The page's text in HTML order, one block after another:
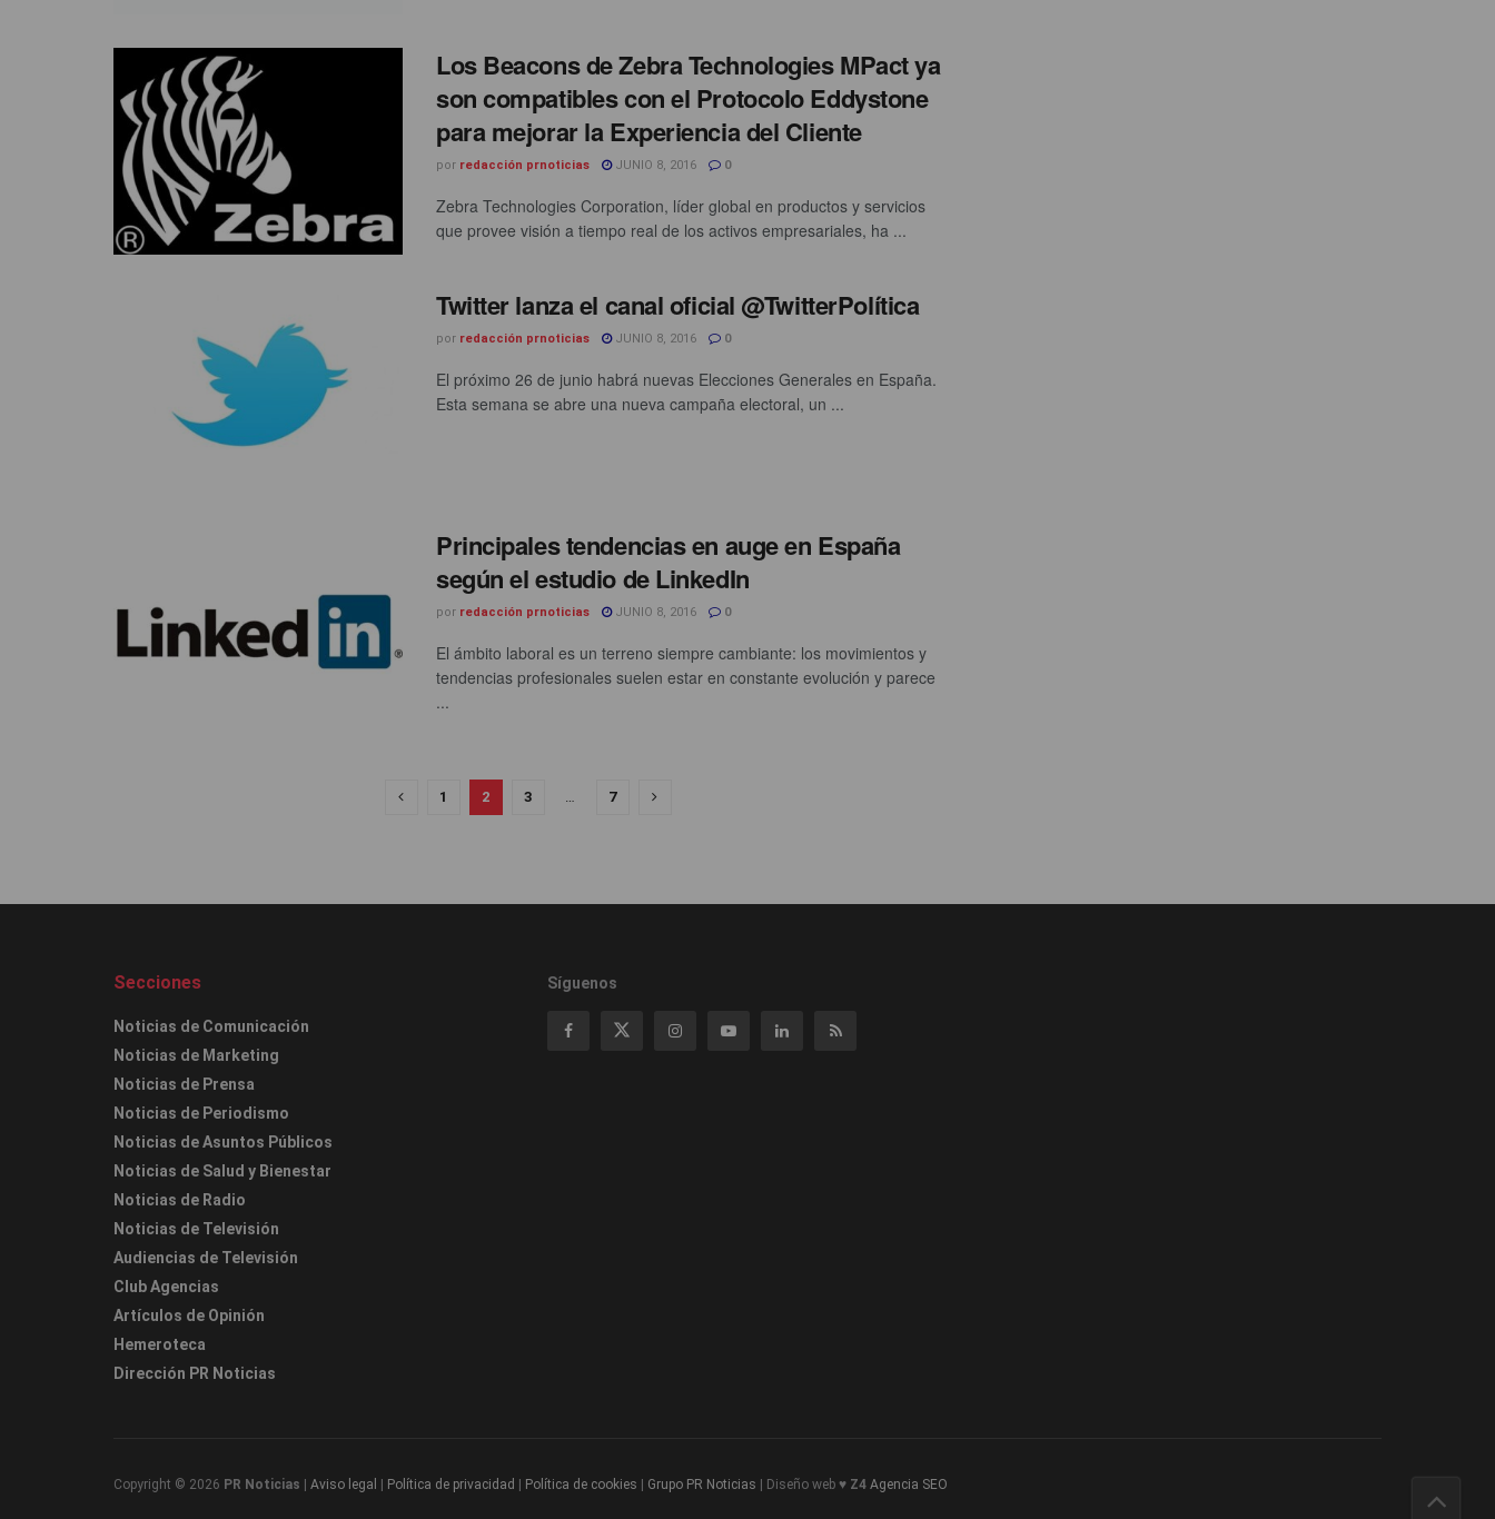
Los Beacons de Zebra Technologies MPact ya
son compatibles con el Protocolo Eddystone
para mejorar la Experiencia del Cliente
por redacción prnoticias JUNIO 8, 2016 0
Zebra Technologies Corporation, líder global en productos y servicios
que provee visión a tiempo real de los activos empresariales, ha ...
Twitter lanza el canal oficial @TwitterPolítica
por redacción prnoticias JUNIO 8, 2016 0
El próximo 26 de junio habrá nuevas Elecciones Generales en España.
Esta semana se abre una nueva campaña electoral, un ...
Principales tendencias en auge en España
según el estudio de LinkedIn
por redacción prnoticias JUNIO 8, 2016 0
El ámbito laboral es un terreno siempre cambiante: los movimientos y
tendencias profesionales suelen estar en constante evolución y parece
...
1 2 3 7
Secciones
Noticias de Comunicación
Noticias de Marketing
Noticias de Prensa
Noticias de Periodismo
Noticias de Asuntos Públicos
Noticias de Salud y Bienestar
Noticias de Radio
Noticias de Televisión
Audiencias de Televisión
Club Agencias
Artículos de Opinión
Hemeroteca
Dirección PR Noticias
Síguenos
Copyright © 2026 PR Noticias Aviso legal Política de privacidad Política de cookies Grupo PR Noticias | Diseño web ♥ Z4 Agencia SEO